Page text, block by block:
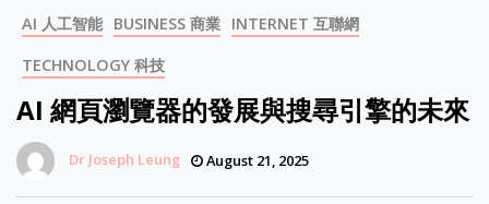
AI 人工智能 BUSINESS 商業 INTERNET 互聯網
TECHNOLOGY 科技
AI 網頁瀏覽器的發展與搜尋引擎的未來
Dr Joseph Leung August 21, 2025